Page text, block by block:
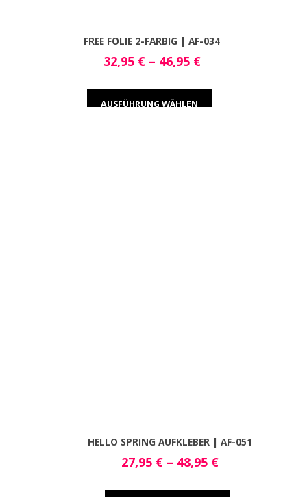
FREE FOLIE 2-FARBIG | AF-034
32,95 €– 46,95 €
AUSFÜHRUNG WÄHLEN
HELLO SPRING AUFKLEBER | AF-051
27,95 €– 48,95 €